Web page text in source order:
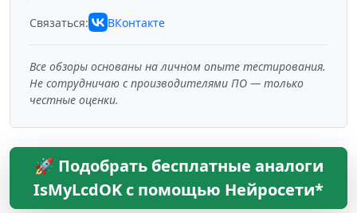
Связаться: ВКонтакте
Все обзоры основаны на личном опыте тестирования.
Не сотрудничаю с производителями ПО — только
честные оценки.
🚀 Подобрать бесплатные аналоги
IsMyLcdOK с помощью Нейросети*